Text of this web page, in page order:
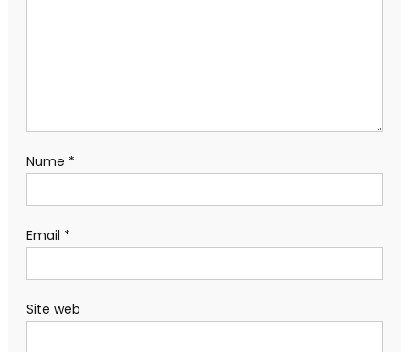
Nume *
Email *
Site web